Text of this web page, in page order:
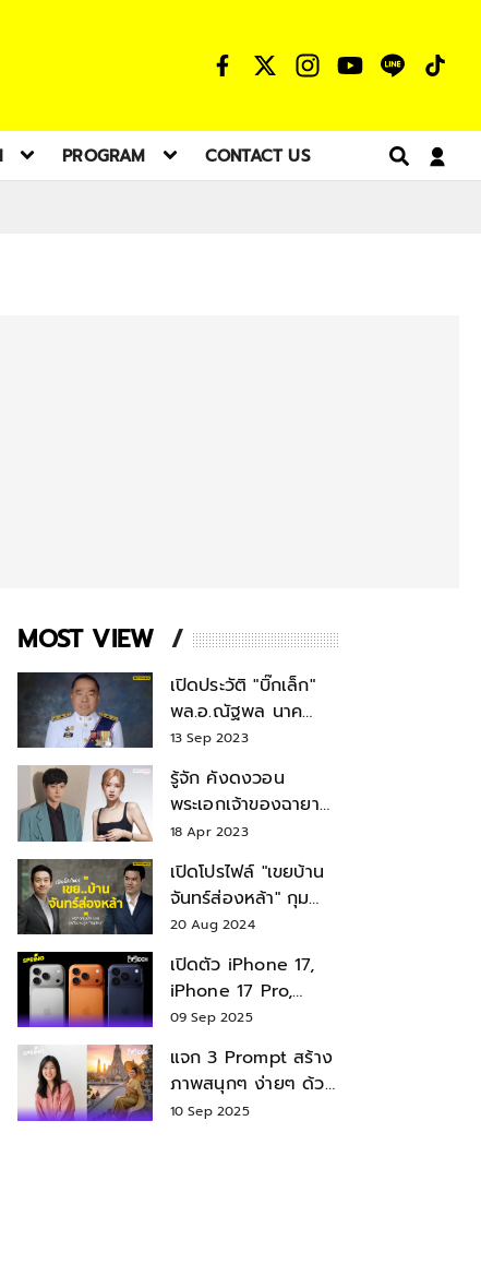
PROGRAM CONTACT US
MOST VIEW
เปิดประวัติ "บิ๊กเล็ก"
พล.อ.ณัฐพล นาค
พาณิชย์ จากเลขาฯ
สมช.-เลขาฯ
รมว.กลาโหม
13 Sep 2023
รู้จัก คังดงวอน
พระเอกเจ้าของฉายา
สมบัติแห่งชาติ หลังมี
18 Apr 2023
เปิดโปรไฟล์ "เขยบ้าน
จันทร์ส่องหล้า" กุม
บังเหียนธุรกิจตระกูล
"ชินวัตร"
20 Aug 2024
เปิดตัว iPhone 17,
iPhone 17 Pro,
iPhone 17 Air สเปค
09 Sep 2025
แจก 3 Prompt สร้าง
ภาพสนุกๆ ง่ายๆ ด้วย
Nano Banana ใน
10 Sep 2025